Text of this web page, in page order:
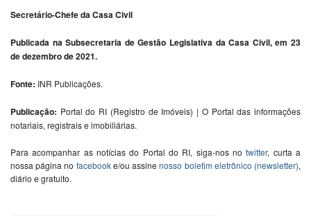
Secretário-Chefe da Casa Civil
Publicada na Subsecretaria de Gestão Legislativa da Casa Civil, em 23
de dezembro de 2021.
Fonte: INR Publicações.
Publicação: Portal do RI (Registro de Imóveis) | O Portal das informações
notariais, registrais e imobiliárias.
Para acompanhar as notícias do Portal do RI, siga-nos notwitter, curta a
nossa página no facebooke/ou assinenosso boletim eletrônico (newsletter),
diário e gratuito.